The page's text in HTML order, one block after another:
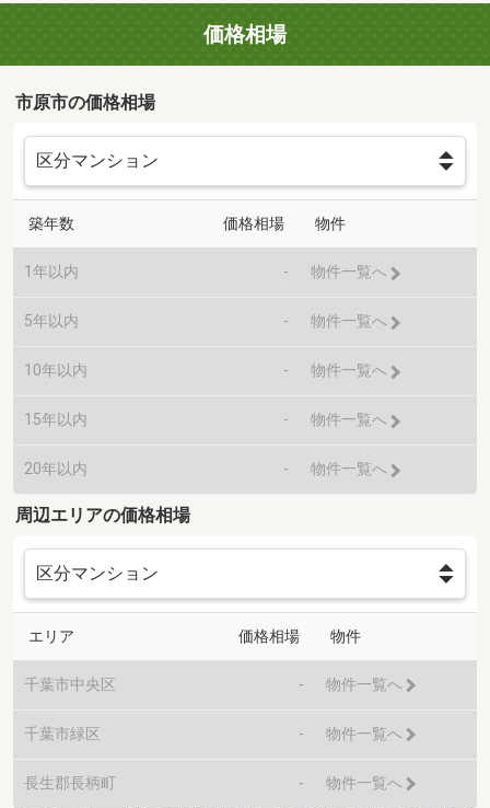
価格相場
市原市の価格相場
築年数 価格相場 物件
1年以内 - 物件一覧へ
5年以内 - 物件一覧へ
10年以内 - 物件一覧へ
15年以内 - 物件一覧へ
20年以内 - 物件一覧へ
周辺エリアの価格相場
エリア 価格相場 物件
千葉市中央区 - 物件一覧へ
千葉市緑区 - 物件一覧へ
長生郡長柄町 - 物件一覧へ